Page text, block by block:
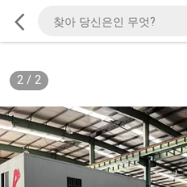
2/ 2